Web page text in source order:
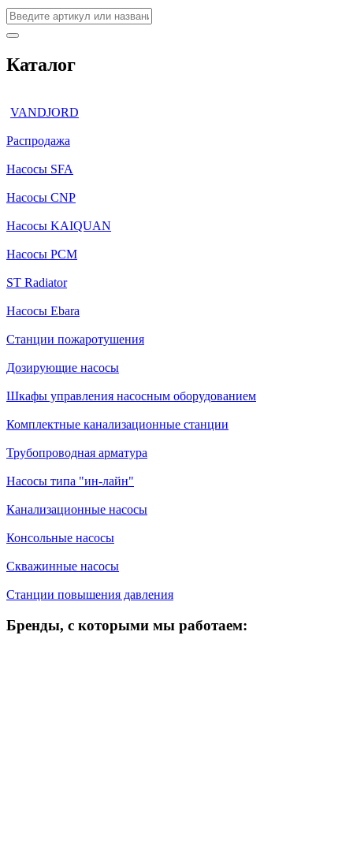
Каталог
VANDJORD
Распродажа
Насосы SFA
Насосы CNP
Насосы KAIQUAN
Насосы PCM
ST Radiator
Насосы Ebara
Станции пожаротушения
Дозирующие насосы
Шкафы управления насосным оборудованием
Комплектные канализационные станции
Трубопроводная арматура
Насосы типа "ин-лайн"
Канализационные насосы
Консольные насосы
Скважинные насосы
Станции повышения давления
Бренды, с которыми мы работаем: